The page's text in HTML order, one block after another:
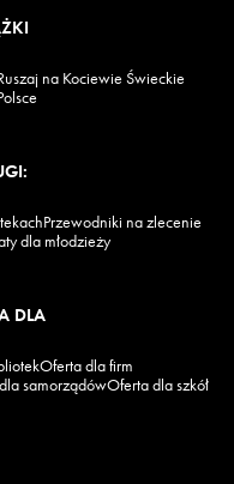
na Kociewie Świeckie
Przewodniki na zlecenie
dla młodzieży
DLA
Oferta dla firm
samorządówOferta dla szkół